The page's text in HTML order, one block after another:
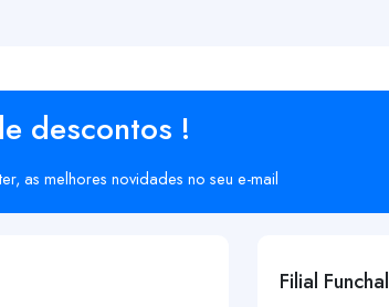
descontos !
as melhores novidades no seu e-mail
Filial Funchal